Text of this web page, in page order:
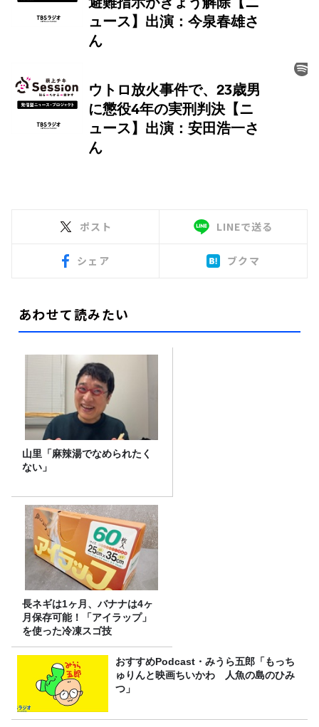
ポスト LINEで送る
シェア ブクマ
あわせて読みたい
山里「麻辣湯でなめられたく
ない」
長ネギは1ヶ月、バナナは4ヶ
月保存可能！「アイラップ」
を使った冷凍スゴ技
おすすめPodcast・みうら五郎「もっち
ゅりんと映画ちいかわ 人魚の島のひみ
つ」